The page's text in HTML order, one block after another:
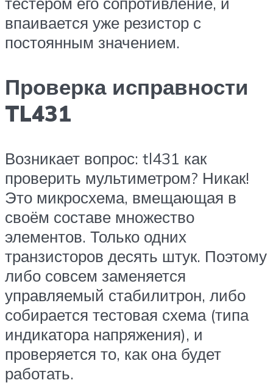
впаивается уже резистор с
постоянным значением.
Проверка исправности
TL431
Возникает вопрос: tl431 как
проверить мультиметром? Никак!
Это микросхема, вмещающая в
своём составе множество
элементов. Только одних
транзисторов десять штук. Поэтому
либо совсем заменяется
управляемый стабилитрон, либо
собирается тестовая схема (типа
индикатора напряжения), и
проверяется то, как она будет
работать.